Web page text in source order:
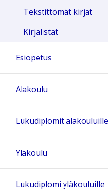
Tekstittömät kirjat
Kirjalistat
Esiopetus
Alakoulu
Lukudiplomit alakouluille
Yläkoulu
Lukudiplomi yläkouluille